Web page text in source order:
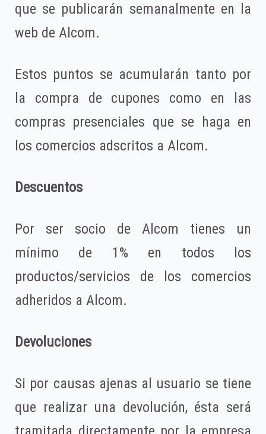
que se publicarán semanalmente en la
web de Alcom.
Estos puntos se acumularán tanto por
la compra de cupones como en las
compras presenciales que se haga en
los comercios adscritos a Alcom.
Descuentos
Por ser socio de Alcom tienes un
mínimo de 1% en todos los
productos/servicios de los comercios
adheridos a Alcom.
Devoluciones
Si por causas ajenas al usuario se tiene
que realizar una devolución, ésta será